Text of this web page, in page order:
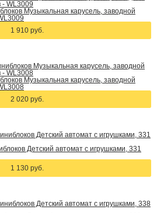
Музыкальная карусель, заводной
1 910 руб.
Музыкальная карусель, заводной
2 020 руб.
Детский автомат с игрушками, 331
1 130 руб.